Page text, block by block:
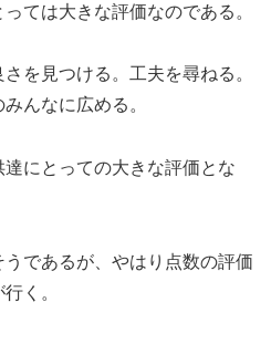
ては大きな評価なのである。
を見つける。工夫を尋ねる。
んなに広める。
にとっての大きな評価とな
であるが、やはり点数の評価
く。